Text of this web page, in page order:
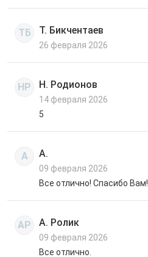
ТБ Т. Бикчентаев
26 февраля 2026
НР Н. Родионов
14 февраля 2026
5
А А.
09 февраля 2026
Все отлично! Спасибо Вам!
АР А. Ролик
09 февраля 2026
Все отлично.